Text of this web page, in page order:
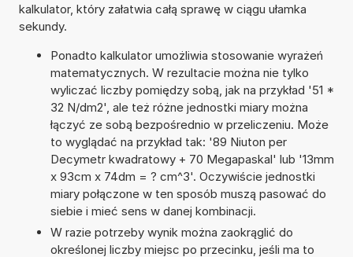
kalkulator, który załatwia całą sprawę w ciągu ułamka
sekundy.
Ponadto kalkulator umożliwia stosowanie wyrażeń
matematycznych. W rezultacie można nie tylko
wyliczać liczby pomiędzy sobą, jak na przykład '51 *
32 N/dm2', ale też różne jednostki miary można
łączyć ze sobą bezpośrednio w przeliczeniu. Może
to wyglądać na przykład tak: '89 Niuton per
Decymetr kwadratowy + 70 Megapaskal' lub '13mm
x 93cm x 74dm = ? cm^3'. Oczywiście jednostki
miary połączone w ten sposób muszą pasować do
siebie i mieć sens w danej kombinacji.
W razie potrzeby wynik można zaokrąglić do
określonej liczby miejsc po przecinku, jeśli ma to